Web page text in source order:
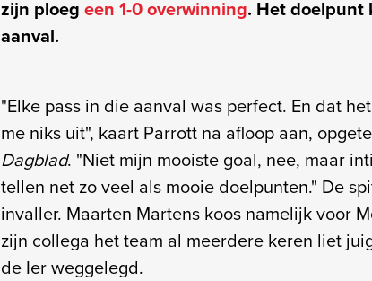
zijn ploeg een 1-0 overwinning. Het doelpunt
aanval.
"Elke pass in die aanval was perfect. En dat
me niks uit", kaart Parrott na afloop aan,
Dagblad. "Niet mijn mooiste goal, nee, maar
tellen net zo veel als mooie doelpunten." De
invaller. Maarten Martens koos namelijk voor
zijn collega het team al meerdere keren liet
de Ier weggelegd.